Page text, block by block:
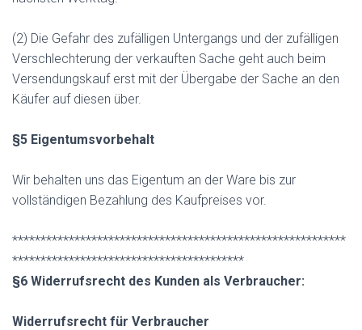
(2) Die Gefahr des zufälligen Untergangs und der zufälligen
Verschlechterung der verkauften Sache geht auch beim
Versendungskauf erst mit der Übergabe der Sache an den
Käufer auf diesen über.
§5 Eigentumsvorbehalt
Wir behalten uns das Eigentum an der Ware bis zur
vollständigen Bezahlung des Kaufpreises vor.
***********************************************************
*****************************************
§6 Widerrufsrecht des Kunden als Verbraucher:
Widerrufsrecht für Verbraucher